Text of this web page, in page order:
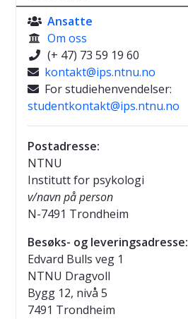
 Ansatte
 Om oss
 (+ 47) 73 59 19 60
 kontakt@ips.ntnu.no
 For studiehenvendelser:
studentkontakt@ips.ntnu.no
Postadresse:
NTNU
Institutt for psykologi
v/navn på person
N-7491 Trondheim
Besøks- og leveringsadresse:
Edvard Bulls veg 1
NTNU Dragvoll
Bygg 12, nivå 5
7491 Trondheim